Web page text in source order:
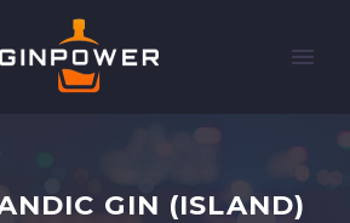
GIN (ISLAND)